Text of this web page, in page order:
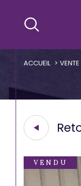
Maisons &
Villa
Qui
ACCUEIL VENTE
VENDU